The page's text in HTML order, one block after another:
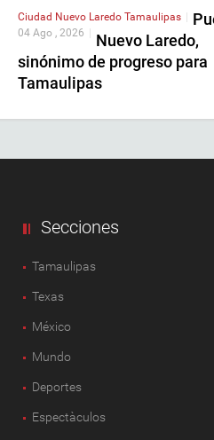
Ciudad Nuevo Laredo Tamaulipas |
04 Ago , 2026 | Nuevo Laredo,
sinónimo de progreso para
Tamaulipas
Secciones
Tamaulipas
Texas
México
Mundo
Deportes
Espectàculos